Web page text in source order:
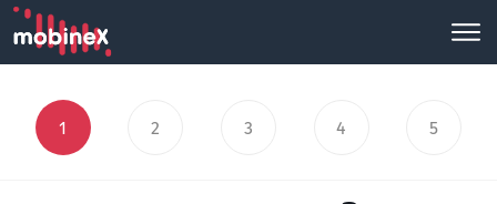
1 2 3 4 5